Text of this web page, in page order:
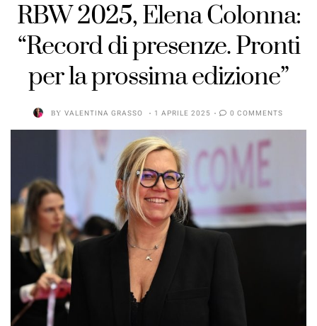
RBW 2025, Elena Colonna:
“Record di presenze. Pronti
per la prossima edizione”
BY VALENTINA GRASSO 1 APRILE 2025 0 COMMENTS